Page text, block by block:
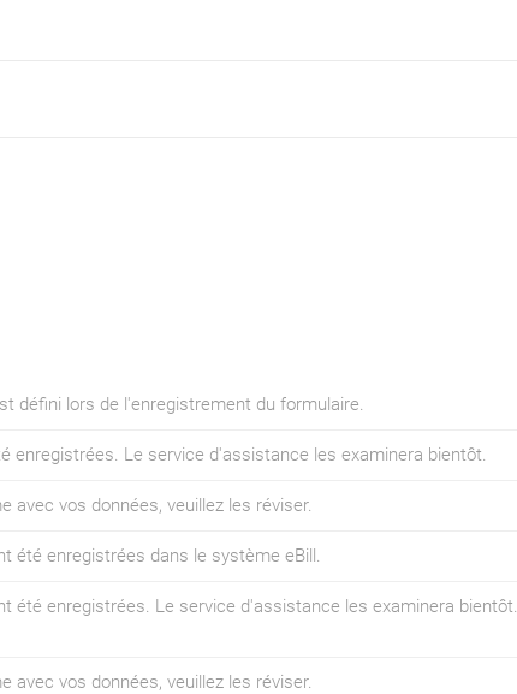
défini lors de l'enregistrement du formulaire.
enregistrées. Le service d'assistance les examinera bientôt.
avec vos données, veuillez les réviser.
été enregistrées dans le système eBill.
été enregistrées. Le service d'assistance les examinera bientôt.
avec vos données, veuillez les réviser.